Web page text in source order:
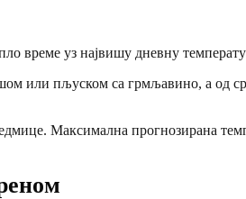
време уз највишу дневну
или пљуском са грмљавино, а од
Максимална прогнозирана